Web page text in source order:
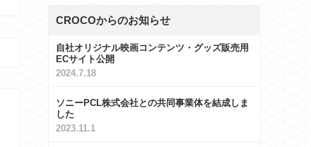
CROCOからのお知らせ
自社オリジナル映画コンテンツ・グッズ販売用
ECサイト公開
2024.7.18
ソニーPCL株式会社との共同事業体を結成しま
した
2023.11.1